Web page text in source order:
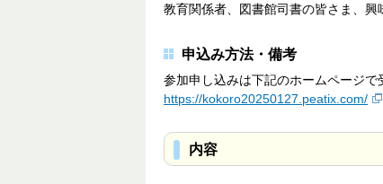
教育関係者、図書館司書の皆さま、興
申込み方法・備考
参加申し込みは下記のホームページで
https://kokoro20250127.peatix.com/
内容